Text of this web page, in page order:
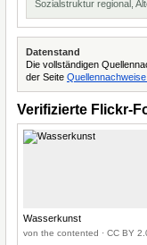
Sozialstruktur regional,
Datenstand
Die vollständigen
der Seite
Verifizierte Flickr-
Wasserkunst
von the contented · CC BY